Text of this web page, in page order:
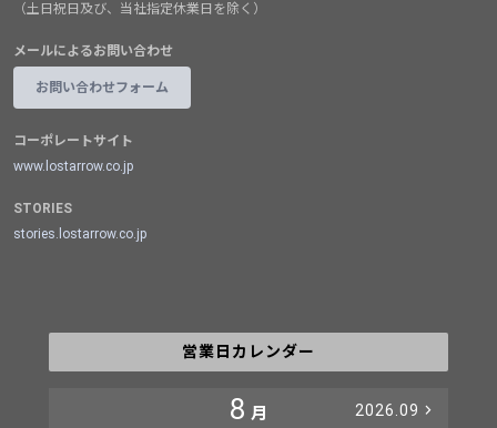
（土日祝日及び、当社指定休業日を除く）
メールによるお問い合わせ
お問い合わせフォーム
コーポレートサイト
www.lostarrow.co.jp
STORIES
stories.lostarrow.co.jp
営業日カレンダー
8 月 2026.09